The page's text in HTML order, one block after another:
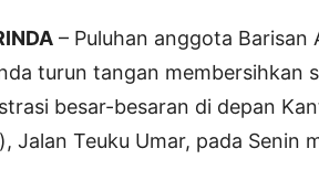
– Puluhan anggota Barisan
turun tangan membersihkan
besar-besaran di depan
Jalan Teuku Umar, pada Senin